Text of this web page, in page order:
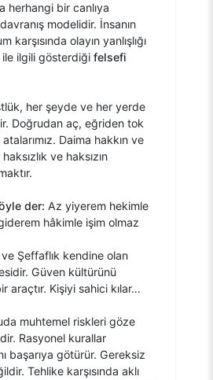
herhangi bir canlıya
modelidir. İnsanın
karşısında olayın yanlışlığı
ilgili gösterdiği felsefi
her şeyde ve her yerde
Doğrudan aç, eğriden tok
Daima hakkın ve
ve haksızın
der: Az yiyerem hekimle
hâkimle işim olmaz
ve Şeffaflık kendine olan
Güven kültürünü
araçtır. Kişiyi sahici kılar…
muhtemel riskleri göze
Rasyonel kurallar
başarıya götürür. Gereksiz
Tehlike karşısında aklı